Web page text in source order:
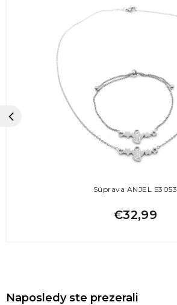
Súprava ANJEL S3053
€32,99
Naposledy ste prezerali